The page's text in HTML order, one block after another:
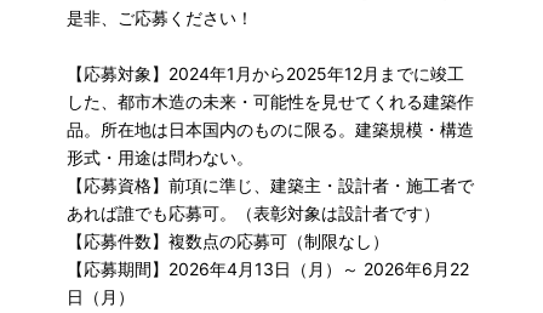
是非、ご応募ください！
【応募対象】2024年1月から2025年12月までに竣工
した、都市木造の未来・可能性を見せてくれる建築作
品。所在地は日本国内のものに限る。建築規模・構造
形式・用途は問わない。
【応募資格】前項に準じ、建築主・設計者・施工者で
あれば誰でも応募可。（表彰対象は設計者です）
【応募件数】複数点の応募可（制限なし）
【応募期間】2026年4月13日（月）～ 2026年6月22
日（月）